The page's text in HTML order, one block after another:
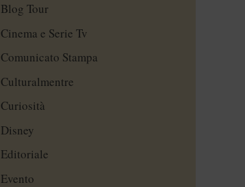
Blog Tour
Cinema e Serie Tv
Comunicato Stampa
Culturalmentre
Curiosità
Disney
Editoriale
Evento